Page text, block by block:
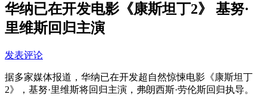
华纳已在开发电影《康斯坦丁2》 基努·
里维斯回归主演
发表评论
据多家媒体报道，华纳已在开发超自然惊悚电影《康斯坦丁
2》，基努·里维斯将回归主演，弗朗西斯·劳伦斯回归执导。